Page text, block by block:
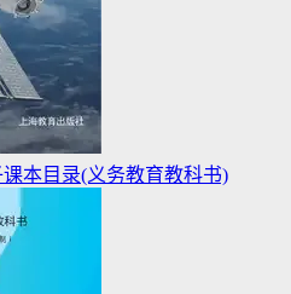
本目录(义务教育教科书)